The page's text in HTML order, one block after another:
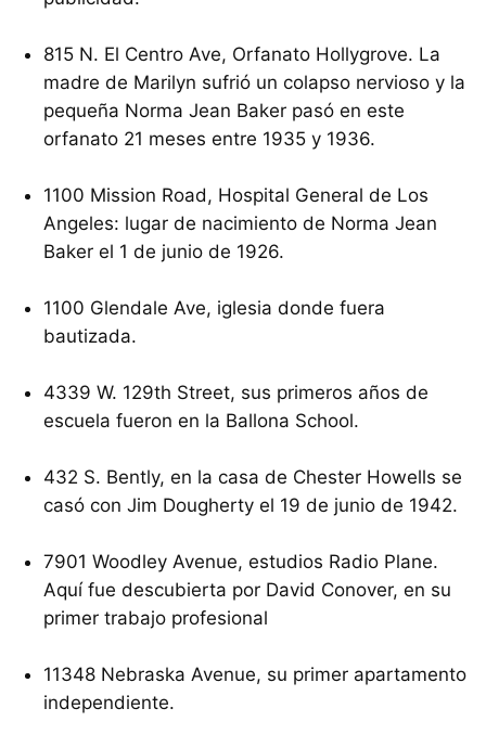
815 N. El Centro Ave, Orfanato Hollygrove. La
madre de Marilyn sufrió un colapso nervioso y la
pequeña Norma Jean Baker pasó en este
orfanato 21 meses entre 1935 y 1936.
1100 Mission Road, Hospital General de Los
Angeles: lugar de nacimiento de Norma Jean
Baker el 1 de junio de 1926.
1100 Glendale Ave, iglesia donde fuera
bautizada.
4339 W. 129th Street, sus primeros años de
escuela fueron en la Ballona School.
432 S. Bently, en la casa de Chester Howells se
casó con Jim Dougherty el 19 de junio de 1942.
7901 Woodley Avenue, estudios Radio Plane.
Aquí fue descubierta por David Conover, en su
primer trabajo profesional
11348 Nebraska Avenue, su primer apartamento
independiente.